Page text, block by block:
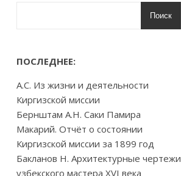
Поиск
ПОСЛЕДНЕЕ:
А.С. Из жизни и деятельности
Киргизской миссии
Бернштам А.Н. Саки Памира
Макарий. Отчёт о состоянии
Киргизской миссии за 1899 год
Бакланов Н. Архитектурные чертежи
узбекского мастера XVI века